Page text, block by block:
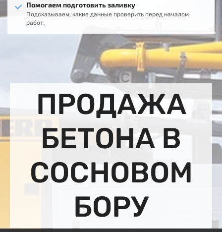
Помогаем подготовить заливку
Подсказываем, какие данные проверить перед началом
работ.
ПРОДАЖА
БЕТОНА В
СОСНОВОМ
БОРУ